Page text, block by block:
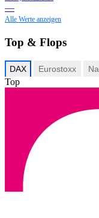
—
Alle Werte anzeigen
Top & Flops
DAX Eurostoxx
Top